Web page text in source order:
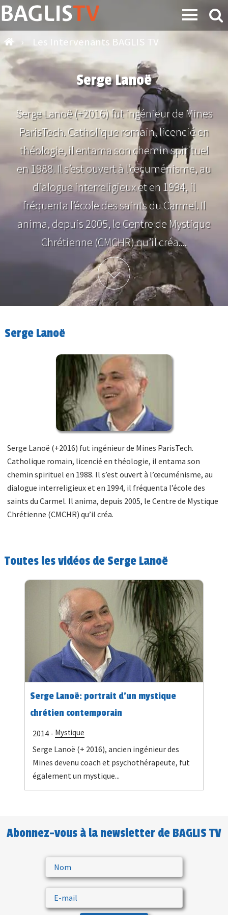
› Les Intervenants BAGLIS TV
Serge Lanoë
Serge Lanoë (+2016) fut ingénieur de Mines
ParisTech. Catholique romain, licencié en
théologie, il entama son chemin spirituel
en 1988. Il s’est ouvert à l’œcuménisme, au
dialogue interreligieux et en 1994, il
fréquenta l’école des saints du Carmel. Il
anima, depuis 2005, le Centre de Mystique
Chrétienne (CMCHR) qu’il créa....
Plus d'info
Serge Lanoë
Serge Lanoë (+2016) fut ingénieur de Mines ParisTech.
Catholique romain, licencié en théologie, il entama son
chemin spirituel en 1988. Il s’est ouvert à l’œcuménisme, au
dialogue interreligieux et en 1994, il fréquenta l’école des
saints du Carmel. Il anima, depuis 2005, le Centre de Mystique
Chrétienne (CMCHR) qu’il créa.
Toutes les vidéos de Serge Lanoë
Serge Lanoë: portrait d'un mystique
chrétien contemporain
2014 - Mystique
Serge Lanoë (+ 2016), ancien ingénieur des
Mines devenu coach et psychothérapeute, fut
également un mystique...
Abonnez-vous à la newsletter de BAGLIS TV